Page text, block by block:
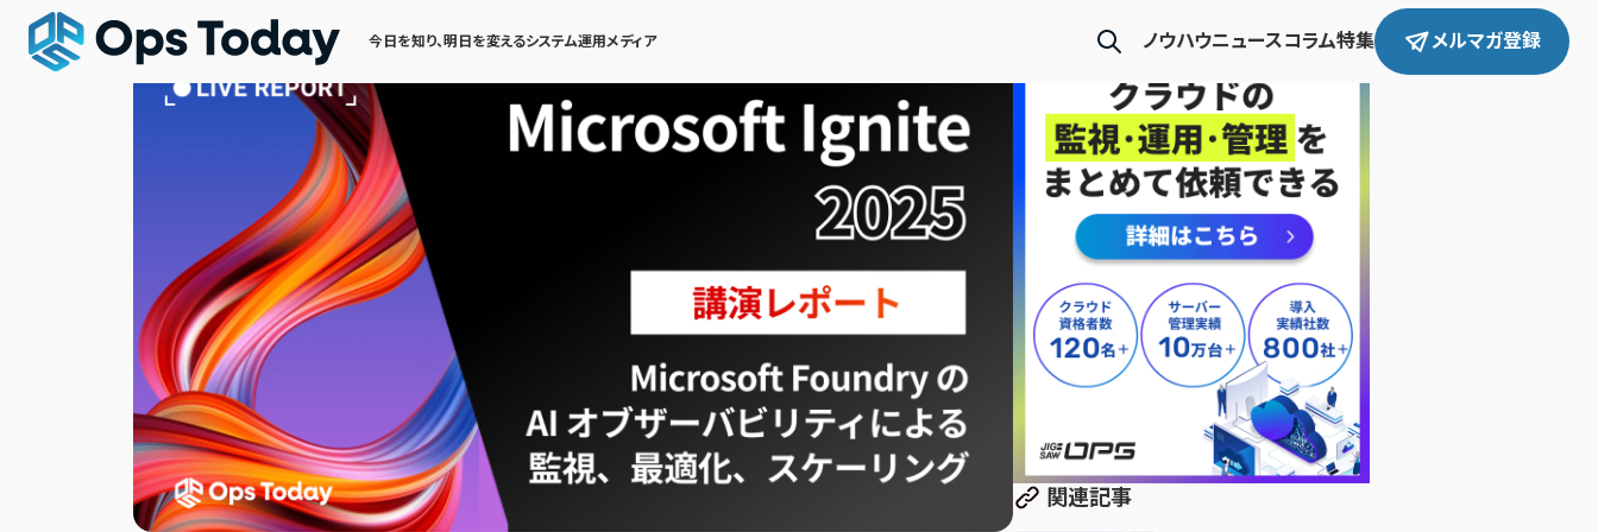
今日を知り、明日を変えるシステム運用メディア ノウハウニュースコラム特集 メルマガ登録
関連記事